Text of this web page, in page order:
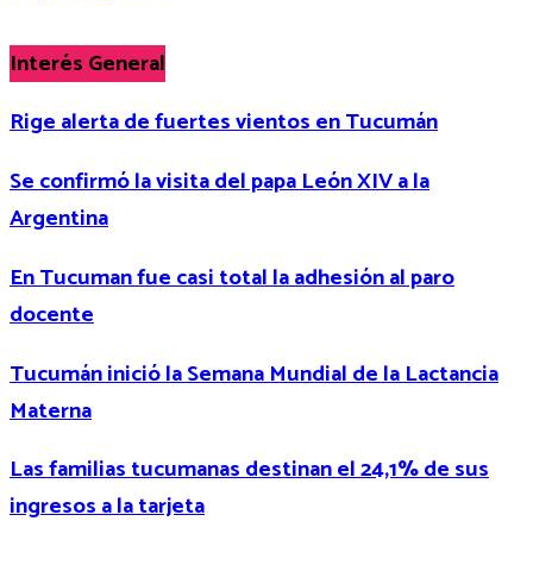
Interés General
Rige alerta de fuertes vientos en Tucumán
Se confirmó la visita del papa León XIV a la
Argentina
En Tucuman fue casi total la adhesión al paro
docente
Tucumán inició la Semana Mundial de la Lactancia
Materna
Las familias tucumanas destinan el 24,1% de sus
ingresos a la tarjeta